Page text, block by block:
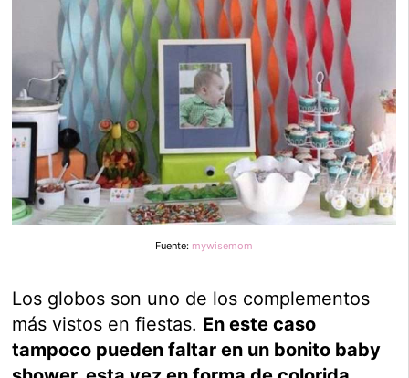
Fuente: mywisemom
Los globos son uno de los complementos
más vistos en fiestas. En este caso
tampoco pueden faltar en un bonito baby